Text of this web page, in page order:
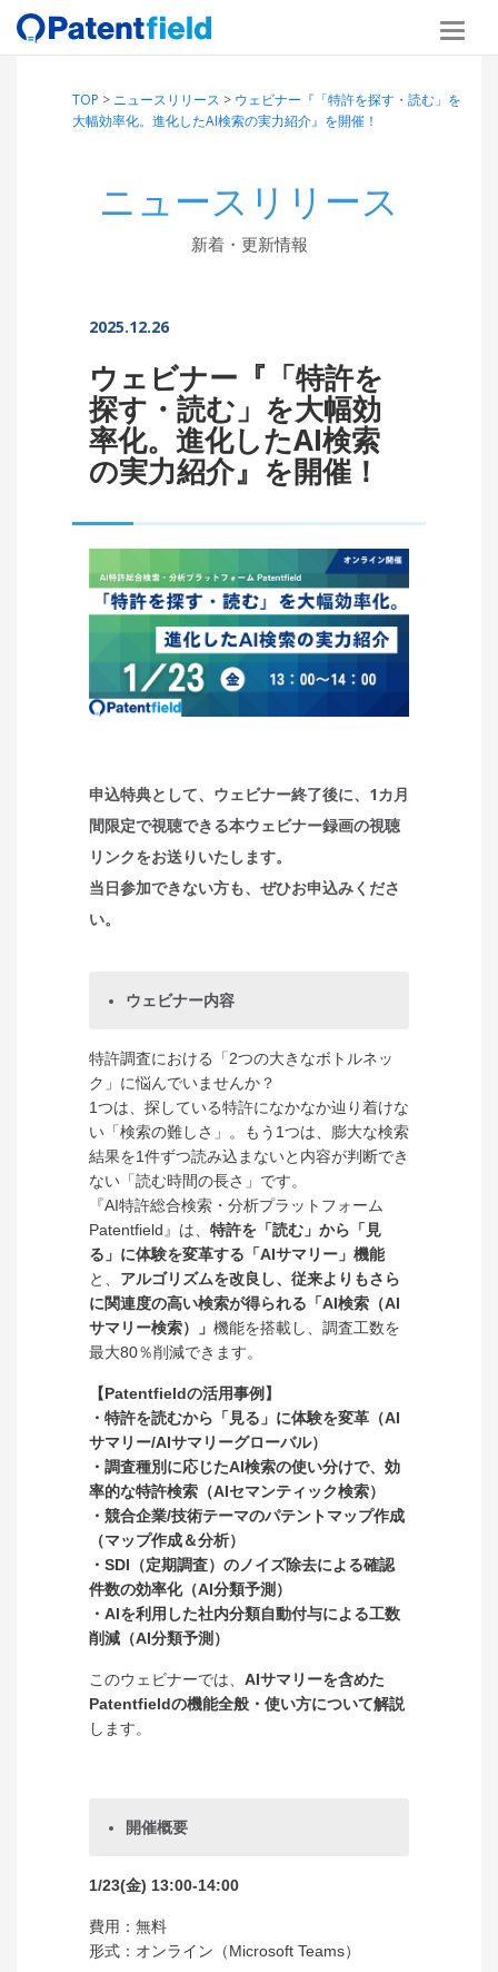
TOP > ニュースリリース > ウェビナー『「特許を探す・読む」を
大幅効率化。進化したAI検索の実力紹介』を開催！
ニュースリリース
新着・更新情報
2025.12.26
ウェビナー『「特許を
探す・読む」を大幅効
率化。進化したAI検索
の実力紹介』を開催！
申込特典として、ウェビナー終了後に、1カ月
間限定で視聴できる本ウェビナー録画の視聴
リンクをお送りいたします。
当日参加できない方も、ぜひお申込みくださ
い。
ウェビナー内容
特許調査における「2つの大きなボトルネッ
ク」に悩んでいませんか？
1つは、探している特許になかなか辿り着けな
い「検索の難しさ」。もう1つは、膨大な検索
結果を1件ずつ読み込まないと内容が判断でき
ない「読む時間の長さ」です。
『AI特許総合検索・分析プラットフォーム
Patentfield』は、 特許を「読む」から「見
る」に体験を変革する「AIサマリー」機能
と、 アルゴリズムを改良し、 従来よりもさら
に関連度の高い検索が得られる「AI検索（AI
サマリー検索）」 機能を搭載し
、調査工数を
最大80％削減できます。
【Patentfieldの活用事例】
・特許を読むから「見る」に体験を変革（AI
サマリー/AIサマリーグローバル）
・調査種別に応じたAI検索の使い分けで、効
率的な特許検索（AIセマンティック検索）
・競合企業/技術テーマのパテントマップ作成
（マップ作成＆分析）
・SDI（定期調査）のノイズ除去による確認
件数の効率化（AI分類予測）
・AIを利用した社内分類自動付与による工数
削減（AI分類予測）
このウェビナーでは、 AIサマリーを含めた
Patentfieldの機能全般・使い方について解説
します。
開催概要
1/23(金) 13:00-14:00
費用：無料
形式：オンライン（Microsoft Teams）